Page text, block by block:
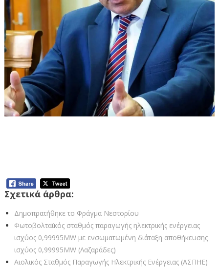
Σχετικά άρθρα:
Δημοπρατήθηκε το Φράγμα Νεστορίου
Φωτοβολταϊκός σταθμός παραγωγής ηλεκτρικής ενέργειας
ισχύος 0,99995MW με ενσωματωμένη διάταξη αποθήκευσης
ισχύος 0,99995MW (Λαζαράδες)
Αιολικός Σταθμός Παραγωγής Ηλεκτρικής Ενέργειας (ΑΣΠΗΕ)